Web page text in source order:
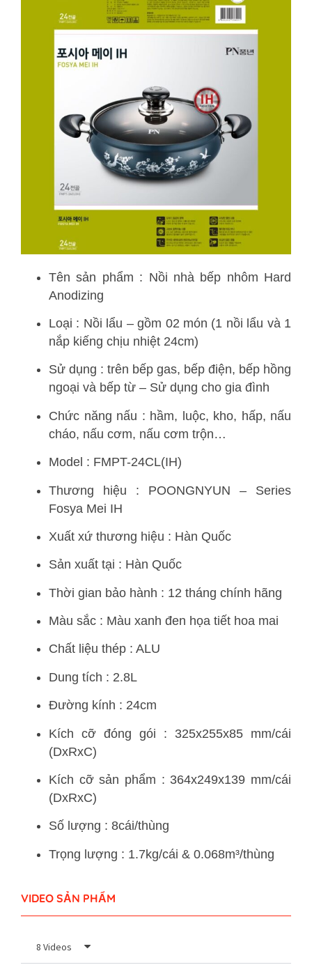
Tên sản phẩm : Nồi nhà bếp nhôm Hard
Anodizing
Loại : Nồi lẩu – gồm 02 món (1 nồi lẩu và 1
nắp kiếng chịu nhiệt 24cm)
Sử dụng : trên bếp gas, bếp điện, bếp hồng
ngoại và bếp từ – Sử dụng cho gia đình
Chức năng nấu : hầm, luộc, kho, hấp, nấu
cháo, nấu cơm, nấu cơm trộn…
Model : FMPT-24CL(IH)
Thương hiệu : POONGNYUN – Series
Fosya Mei IH
Xuất xứ thương hiệu : Hàn Quốc
Sản xuất tại : Hàn Quốc
Thời gian bảo hành : 12 tháng chính hãng
Màu sắc : Màu xanh đen họa tiết hoa mai
Chất liệu thép : ALU
Dung tích : 2.8L
Đường kính : 24cm
Kích cỡ đóng gói : 325x255x85 mm/cái
(DxRxC)
Kích cỡ sản phẩm : 364x249x139 mm/cái
(DxRxC)
Số lượng : 8cái/thùng
Trọng lượng : 1.7kg/cái & 0.068m³/thùng
VIDEO SẢN PHẨM
8 Videos